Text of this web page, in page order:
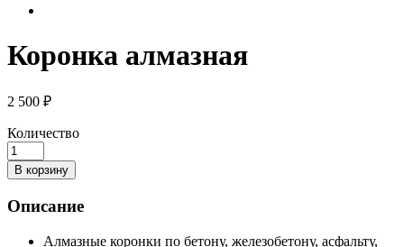
Коронка алмазная
2 500 ₽
Количество
В корзину
Описание
Алмазные коронки по бетону, железобетону, асфальту,